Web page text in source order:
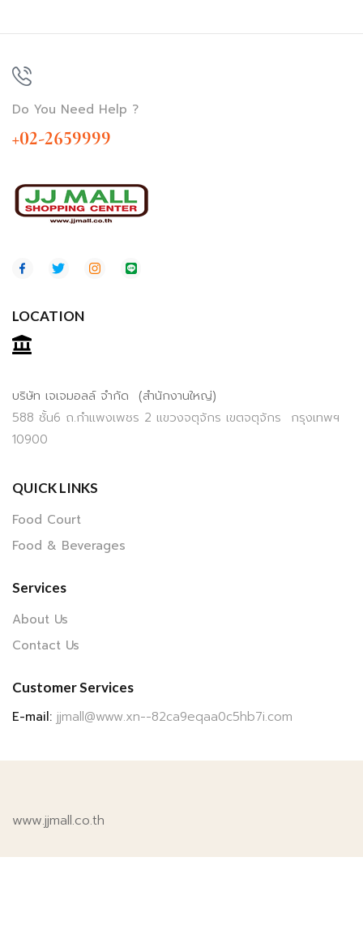
Do You Need Help ?
+02-2659999
LOCATION
บริษัท เจเจมอลล์ จำกัด (สำนักงานใหญ่)
588 ชั้น6 ถ.กำแพงเพชร 2 แขวงจตุจักร เขตจตุจักร กรุงเทพฯ
10900
QUICK LINKS
Food Court
Food & Beverages
Services
About Us
Contact Us
Customer Services
E-mail: jjmall@www.xn--82ca9eqaa0c5hb7i.com
www.jjmall.co.th